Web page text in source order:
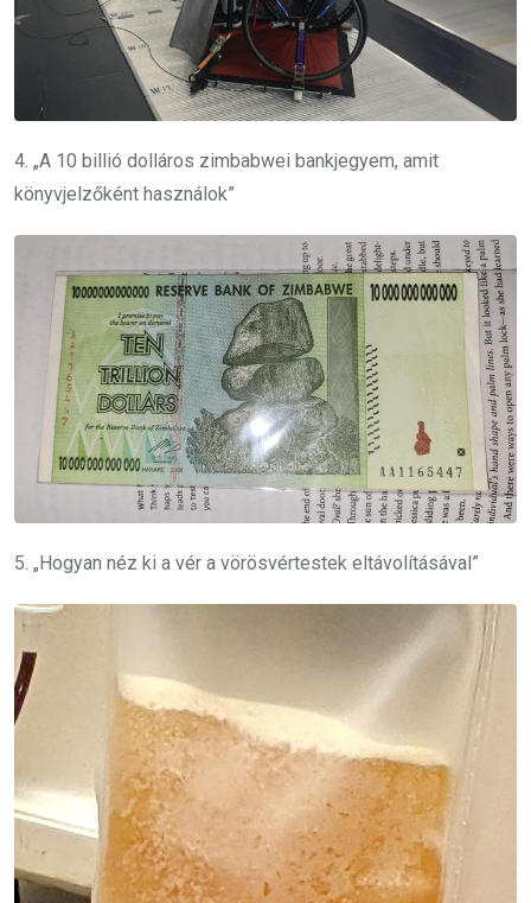
4. „A 10 billió dolláros zimbabwei bankjegyem, amit
könyvjelzőként használok”
5. „Hogyan néz ki a vér a vörösvértestek eltávolításával”